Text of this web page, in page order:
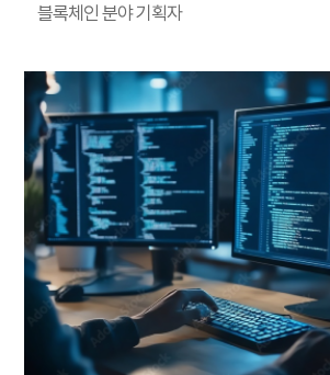
블록체인 분야 기획자